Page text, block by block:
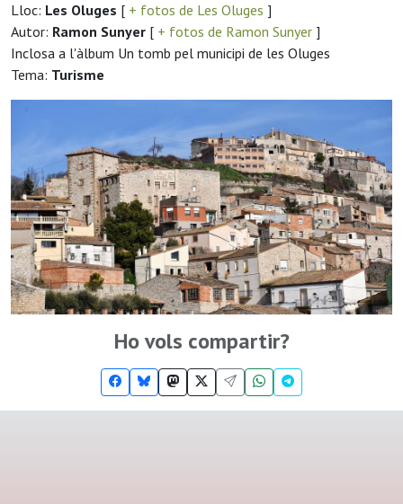
Lloc: Les Oluges [ + fotos de Les Oluges ]
Autor: Ramon Sunyer [ + fotos de Ramon Sunyer ]
Inclosa a l'àlbum Un tomb pel municipi de les Oluges
Tema: Turisme
Ho vols compartir?